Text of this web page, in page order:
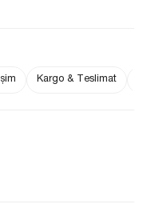
Kargo & Teslimat